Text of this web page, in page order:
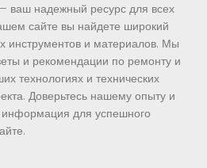
ваш надежный ресурс для всех
сайте вы найдете широкий
инструментов и материалов. Мы
и рекомендации по ремонту и
технологиях и технических
Доверьтесь нашему опыту и
информация для успешного